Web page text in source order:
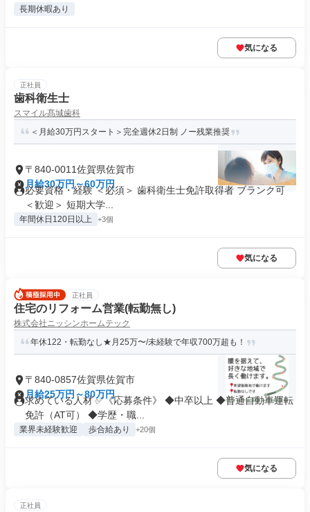
長期休暇あり
気になる
正社員
歯科衛生士
スマイル髙城歯科
＜月給30万円スタート＞完全週休2日制 ノー残業推奨
〒840-0011佐賀県佐賀市
月給30万円～60万円
必要資格・経験 ＜必須＞ 歯科衛生士免許取得者 ブランク可
＜歓迎＞ 短期大学...
年間休日120日以上 +3個
気になる
正社員
住宅のリフォーム営業(転勤無し)
株式会社ニッシンホームテック
年休122・転勤なし★月25万〜/未経験で年収700万超も！
〒840-0857佐賀県佐賀市
月給25万円～80万円
求めている人材 ✅《応募条件》 ◆中卒以上 ◆普通自動車運転
免許（AT可） ◆学歴・職...
業界未経験歓迎 歩合給あり +20個
気になる
正社員